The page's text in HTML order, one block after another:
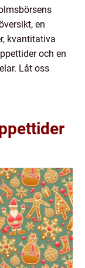
en
kvantitativa
och en
Låt oss